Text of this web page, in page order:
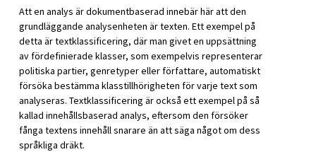
Att en analys är dokumentbaserad innebär här att den
grundläggande analysenheten är texten. Ett exempel på
detta är textklassificering, där man givet en uppsättning
av fördefinierade klasser, som exempelvis representerar
politiska partier, genretyper eller författare, automatiskt
försöka bestämma klasstillhörigheten för varje text som
analyseras. Textklassificering är också ett exempel på så
kallad innehållsbaserad analys, eftersom den försöker
fånga textens innehåll snarare än att säga något om dess
språkliga dräkt.